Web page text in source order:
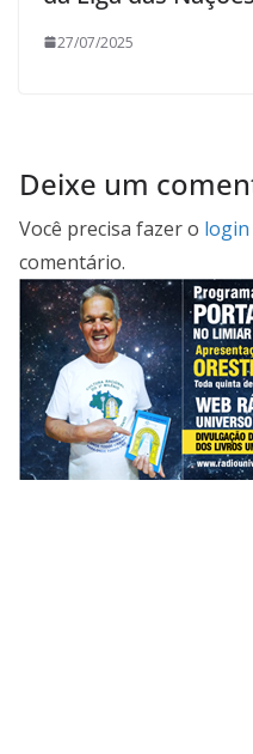
27/07/2025
Deixe um
Você precisa fazer o login
comentário.